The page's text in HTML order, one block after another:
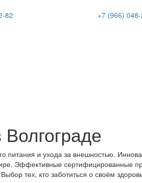
82 +7 (966)
питания и ухода за внешностью.
Эффективные сертифицированные
тех, кто заботиться о своём